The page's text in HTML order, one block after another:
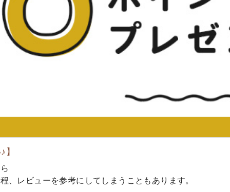
】
、レビューを参考にしてしまうこともあります。